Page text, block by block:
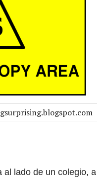
al lado de un colegio, a